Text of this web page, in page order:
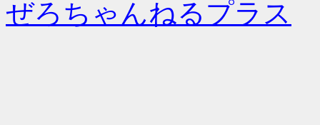
ぜろちゃんねるプラス